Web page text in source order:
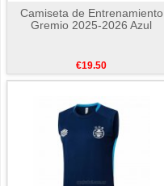
Camiseta de Entrenamiento
Gremio 2025-2026 Azul
€19.50